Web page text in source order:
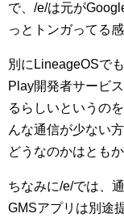
で、/e/は元が
っとトンガってる
別にLineageOSで
Play開発者サービ
るらしいというの
んな通信が少ない
どうなのかはともか
ちなみに/e/では、
GMSアプリは別途